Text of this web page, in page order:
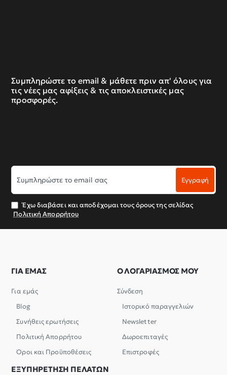
Συμπληρώστε το email & μάθετε πριν απ' όλους για
τις νέες μας αφίξεις & τις αποκλειστικές μας
προσφορές.
Συμπληρώστε
το
email
σας
Εγγραφή
Έχω διαβάσει και αποδέχομαι τους όρους της σελίδας
Πολιτική Απορρήτου
ΓΙΑ ΕΜΑΣ
Για εμάς
Blog
Συνήθεις ερωτήσεις
Πολιτική Απορρήτου
Όροι και Προϋποθέσεις
Ο ΛΟΓΑΡΙΑΣΜΟΣ ΜΟΥ
Σύνδεση
Ιστορικό παραγγελιών
Newsletter
Δωροεπιταγές
Επιστροφές
ΕΞΥΠΗΡΕΤΗΣΗ ΠΕΛΑΤΩΝ